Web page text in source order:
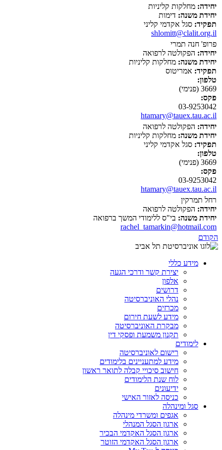
יחידה: מחלקות קליניות
יחידת משנה: דימות
תפקיד: סגל אקדמי קליני
shlomitt@clalit.org.il
פרופ' חנה תמרי
יחידה: הפקולטה לרפואה
יחידת משנה: מחלקות קליניות
תפקיד: אמריטוס
טלפון:
3669 (פנימי)
פקס:
03-9253042
htamary@tauex.tau.ac.il
יחידה: הפקולטה לרפואה
יחידת משנה: מחלקות קליניות
תפקיד: סגל אקדמי קליני
טלפון:
3669 (פנימי)
פקס:
03-9253042
htamary@tauex.tau.ac.il
רחל תמרקין
יחידה: הפקולטה לרפואה
יחידת משנה: בי"ס ללימודי המשך ברפואה
rachel_tamarkin@hotmail.com
הקודם
מידע כללי
יצירת קשר ודרכי הגעה
אלפון
דרושים
נהלי האוניברסיטה
מכרזים
מידע לשעת חירום
מבקרת האוניברסיטה
תקנון משמעת ופסקי דין
לימודים
רישום לאוניברסיטה
מידע למתעניינים בלימודים
חישוב סיכויי קבלה לתואר ראשון
לוח שנת הלימודים
ידיעונים
כניסה לאזור האישי
סגל ומינהלה
אגפים ומשרדי מינהלה
ארגון הסגל המנהלי
ארגון הסגל האקדמי הבכיר
ארגון הסגל האקדמי הזוטר